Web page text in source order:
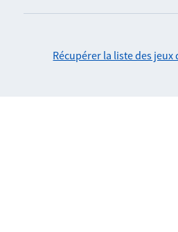
Récupérer la liste des jeux